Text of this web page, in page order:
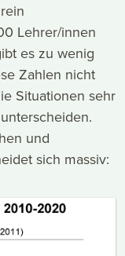
Lehrer/innen
es zu wenig
Zahlen nicht
Situationen sehr
und
sich massiv: